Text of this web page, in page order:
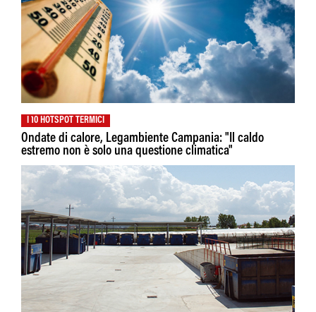
I 10 HOTSPOT TERMICI
Ondate di calore, Legambiente Campania: "Il caldo
estremo non è solo una questione climatica"